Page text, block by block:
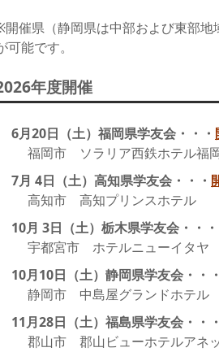
開催県（静岡県は中部および東部
可能です。
年度開催
6月20日（土）福岡県学友会・・・
福岡市 ソラリア西鉄ホテル福
7月 4日（土）高知県学友会・・・
高知市 高知プリンスホテル
10月 3日（土）栃木県学友会・・・
宇都宮市 ホテルニューイタヤ
10月10日（土）静岡県学友会・・・
静岡市 中島屋グランドホテル
11月28日（土）福島県学友会・・・
郡山市 郡山ビューホテルアネ